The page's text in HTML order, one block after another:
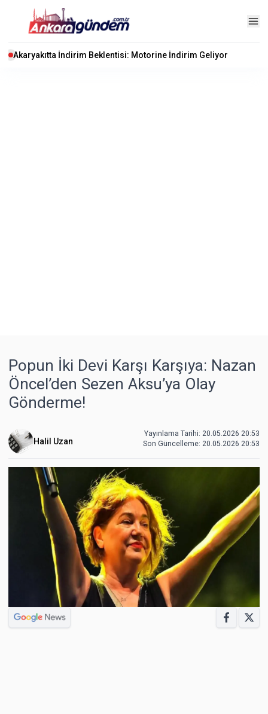
Akaryakıtta İndirim Beklentisi: Motorine İndirim Geliyor
Popun İki Devi Karşı Karşıya: Nazan
Öncel’den Sezen Aksu’ya Olay
Gönderme!
Halil Uzan
Yayınlama Tarihi: 20.05.2026 20:53
Son Güncelleme: 20.05.2026 20:53